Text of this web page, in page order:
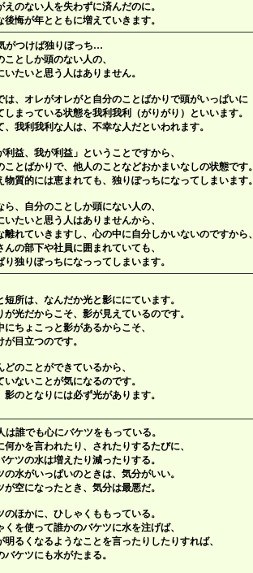
えのない人を失わずに済んだのに。
後悔が年とともに増えていきます。
がつけば独りぼっち…
ことしか頭のない人の、
いたいと思う人はありません。
は、オレがオレがと自分のことばかりで頭がいっぱいに
しまっている状態を我利我利（がりがり）といいます。
、我利我利な人は、不幸な人だといわれます。
利益、我が利益」ということですから、
ことばかりで、他人のことなどおかまいなしの状態です。
物質的には恵まれても、独りぽっちになってしまいます。
ら、自分のことしか頭にない人の、
いたいと思う人はありませんから、
離れていきますし、心の中に自分しかいないのですから、
んの部下や社員に囲まれていても、
り独りぽっちになっってしまいます。
短所は、なんだか光と影ににています。
が光だからこそ、影が見えているのです。
にちょこっと影があるからこそ、
が目立つのです。
どのことができているから、
いないことが気になるのです。
影のとなりには必ず光があります。
は誰でも心にバケツをもっている。
何かを言われたり、されたりするたびに、
ケツの水は増えたり減ったりする。
の水がいっぱいのときは、気分がいい。
が空になったとき、気分は最悪だ。
のほかに、ひしゃくももっている。
くを使って誰かのバケツに水を注げば、
明るくなるようなことを言ったりしたりすれば、
バケツにも水がたまる。